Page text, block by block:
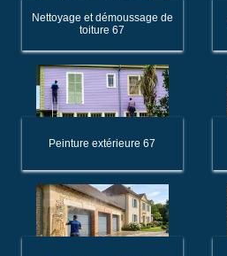
Nettoyage et démoussage de
toiture 67
Peinture extérieure 67